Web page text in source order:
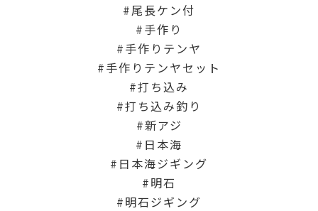
尾長ケン付
手作り
手作りテンヤ
手作りテンヤセット
打ち込み
打ち込み釣り
新アジ
日本海
日本海ジギング
明石
明石ジギング